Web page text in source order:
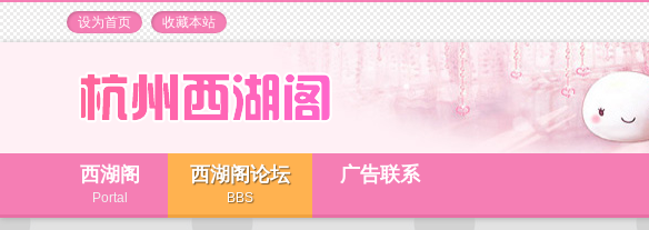
设为首页 收藏本站
西湖阁
Portal
西湖阁论坛
BBS
广告联系